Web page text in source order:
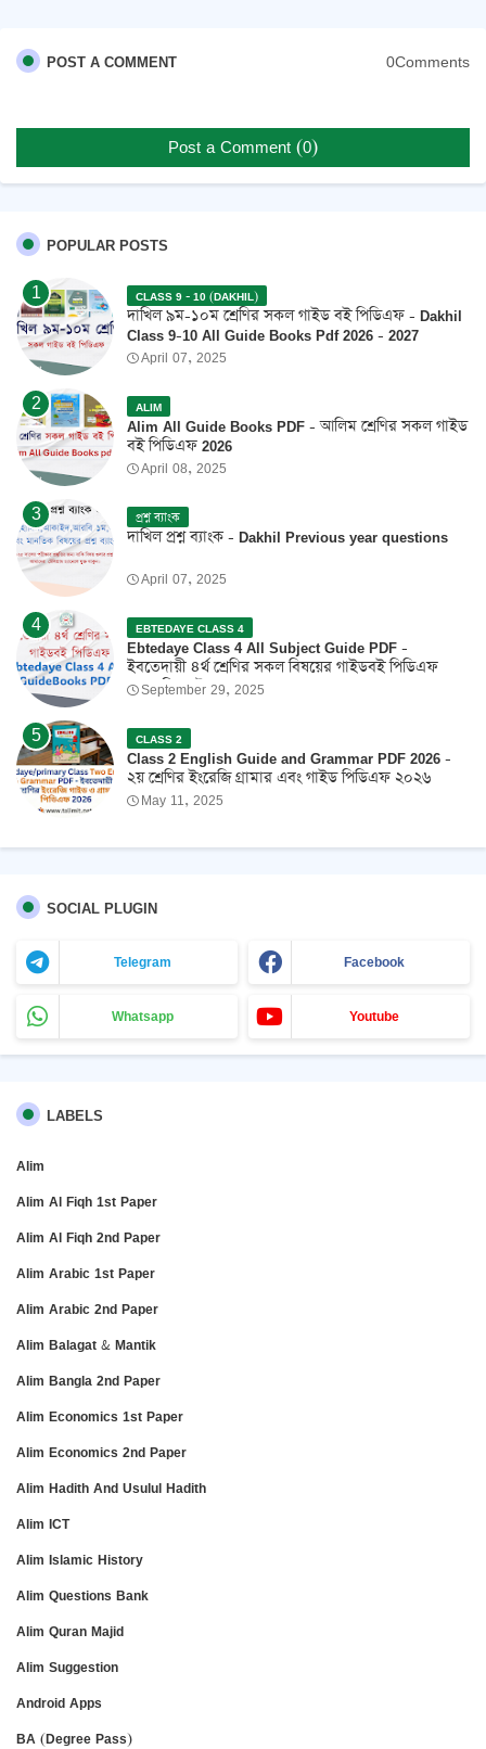
POST A COMMENT 0Comments
Post a Comment (0)
POPULAR POSTS
CLASS 9 - 10 (DAKHIL)
দাখিল ৯ম-১০ম শ্রেণির সকল গাইড বই পিডিএফ - Dakhil
Class 9-10 All Guide Books Pdf 2026 - 2027
April 07, 2025
ALIM
Alim All Guide Books PDF - আলিম শ্রেণির সকল গাইড
বই পিডিএফ 2026
April 08, 2025
প্রশ্ন ব্যাংক
দাখিল প্রশ্ন ব্যাংক - Dakhil Previous year questions
April 07, 2025
EBTEDAYE CLASS 4
Ebtedaye Class 4 All Subject Guide PDF -
ইবতেদায়ী ৪র্থ শ্রেণির সকল বিষয়ের গাইডবই পিডিএফ
2026 ফ্রি ডাউনলোড
September 29, 2025
CLASS 2
Class 2 English Guide and Grammar PDF 2026 -
২য় শ্রেণির ইংরেজি গ্রামার এবং গাইড পিডিএফ ২০২৬
May 11, 2025
SOCIAL PLUGIN
Telegram Facebook
Whatsapp Youtube
LABELS
Alim
Alim Al Fiqh 1st Paper
Alim Al Fiqh 2nd Paper
Alim Arabic 1st Paper
Alim Arabic 2nd Paper
Alim Balagat & Mantik
Alim Bangla 2nd Paper
Alim Economics 1st Paper
Alim Economics 2nd Paper
Alim Hadith And Usulul Hadith
Alim ICT
Alim Islamic History
Alim Questions Bank
Alim Quran Majid
Alim Suggestion
Android Apps
BA (Degree Pass)